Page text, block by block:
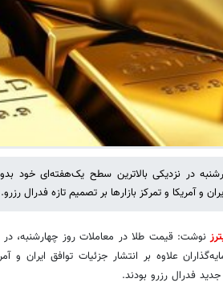
در نزدیکی بالاترین سطح یک‌هفته‌ای خود
و آمریکا و تمرکز بازارها بر تصمیم تازه فدرال رزرو.
نوشت: قیمت طلا در معاملات روز چهارشنبه،
علاوه بر انتشار جزئیات توافق ایران و
فدرال رزرو بودند.